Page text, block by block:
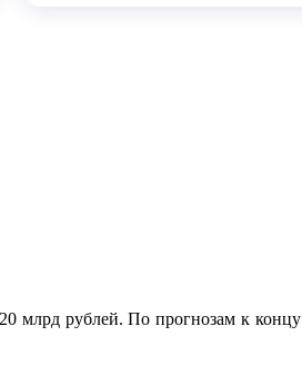
млрд рублей. По прогнозам к концу